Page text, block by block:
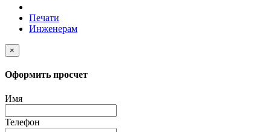
Печати
Инженерам
×
Оформить просчет
Имя
Телефон